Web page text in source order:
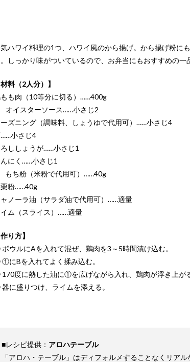
気ハワイ料理の1つ、ハワイ風のから揚げ。から揚げ粉に
しっかり味がついているので、お弁当にもおすすめの一
材料（2人分）】
も肉（10等分に切る）……400g
イスターソース……小さじ2
ズニング（調味料、しょうゆで代用可）……小さじ4
小さじ4
ししょうが……小さじ1
にく……小さじ1
ち粉（米粉で代用可）……40g
栗粉……40g
ノーラ油（サラダ油で代用可）……適量
ム（スライス）……適量
作り方】
ウルにAを入れて混ぜ、鶏肉を3～5時間漬け込む。
にBを入れてよく揉み込む。
度に熱した油に①を広げながら入れ、鶏肉が浮き上が
に盛りつけ、ライムを添える。
■レシピ提供： アロハテーブル
「アロハ・テーブル」はディフォルメすることなくリア